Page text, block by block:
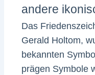
andere
Das
Gerald Holtom,
bekannten
prägen Symbole